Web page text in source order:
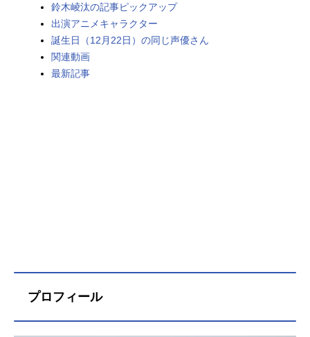
FOLLOW US
鈴木崚汰の記事ピックアップ
出演アニメキャラクター
誕生日（12月22日）の同じ声優さん
関連動画
最新記事
プロフィール